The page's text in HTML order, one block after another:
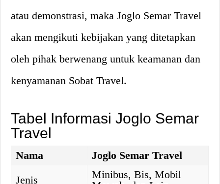
atau demonstrasi, maka Joglo Semar Travel
akan mengikuti kebijakan yang ditetapkan
oleh pihak berwenang untuk keamanan dan
kenyamanan Sobat Travel.
Tabel Informasi Joglo Semar
Travel
Nama
Joglo Semar Travel
Jenis
Minibus, Bis, Mobil